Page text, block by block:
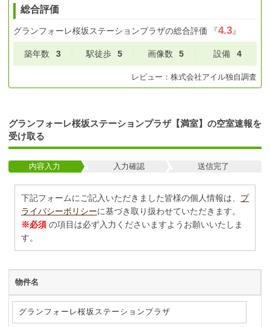
総合評価
グランフォーレ桜坂ステーションプラザの総合評価 『4.3』
築年数 3 駅徒歩 5 画像数 5 設備 4
レビュー： 株式会社アイル独自調査
グランフォーレ桜坂ステーションプラザ【満室】の空室速報を
受け取る
内容入力 入力確認 送信完了
下記フォームにご記入いただきました皆様の個人情報は、 プ
ライバシーポリシーに基づき取り扱わせていただきます。
※必須 の項目は必ず入力くださいますようお願いいたしま
す。
物件名